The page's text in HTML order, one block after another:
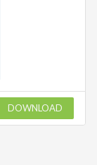
DOWNLOAD